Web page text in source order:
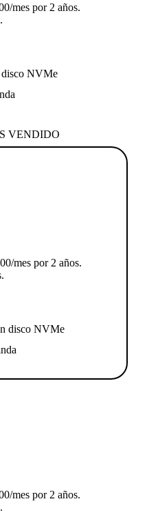
mes por 2 años.
disco NVMe
VENDIDO
mes por 2 años.
disco NVMe
mes por 2 años.